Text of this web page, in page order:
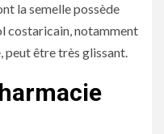
la semelle possède
costaricain, notamment
peut être très glissant.